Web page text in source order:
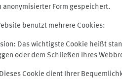
anonymisierter Form gespeichert.
benutzt mehrere Cookies:
Das wichtigste Cookie heißt
oder dem Schließen Ihres
Cookie dient Ihrer